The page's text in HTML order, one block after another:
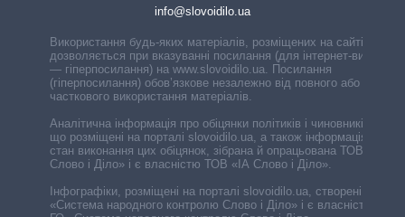
info@slovoidilo.ua
Використання будь-яких матеріалів, розміщених на сайті,
дозволяється при вказуванні посилання (для інтернет-видань
— гіперпосилання) на www.slovoidilo.ua. Посилання
(гіперпосилання) обов’язкове незалежно від повного або
часткового використання матеріалів.
Аналітична інформація про обіцянки політиків і чиновників,
що розміщені на порталі slovoidilo.ua, а також інформація про
стан виконання цих обіцянок, зібрана й опрацьована ТОВ «ІА
Слово і Діло» і є власністю ТОВ «ІА Слово і Діло».
Інфографіки, розміщені на порталі slovoidilo.ua, створені ГО
«Система народного контролю Слово і Діло» і є власністю